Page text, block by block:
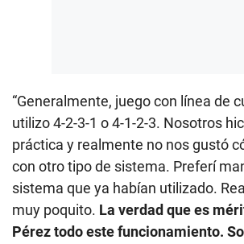
“Generalmente, juego con línea de
utilizo 4-2-3-1 o 4-1-2-3. Nosotros
práctica y realmente no nos gustó
con otro tipo de sistema. Preferí
sistema que ya habían utilizado.
muy poquito. La verdad que es
Pérez todo este funcionamiento.